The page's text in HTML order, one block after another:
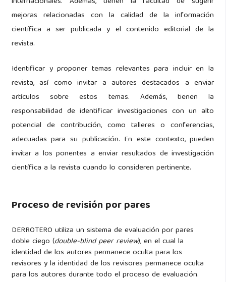
mejoras relacionadas con la calidad de la información
científica a ser publicada y el contenido editorial de la
revista.
Identificar y proponer temas relevantes para incluir en la
revista, así como invitar a autores destacados a enviar
artículos sobre estos temas. Además, tienen la
responsabilidad de identificar investigaciones con un alto
potencial de contribución, como talleres o conferencias,
adecuadas para su publicación. En este contexto, pueden
invitar a los ponentes a enviar resultados de investigación
científica a la revista cuando lo consideren pertinente.
Proceso de revisión por pares
DERROTERO utiliza un sistema de evaluación por pares
doble ciego (double-blind peer review), en el cual la
identidad de los autores permanece oculta para los
revisores y la identidad de los revisores permanece oculta
para los autores durante todo el proceso de evaluación.